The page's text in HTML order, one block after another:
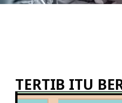
TERTIB ITU